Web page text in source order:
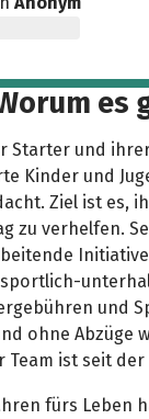
es
Starter und
Kinder und
Ziel ist es,
zu verhelfen.
sportlich-
und
ohne Abzüge
ist seit der
fürs Leben